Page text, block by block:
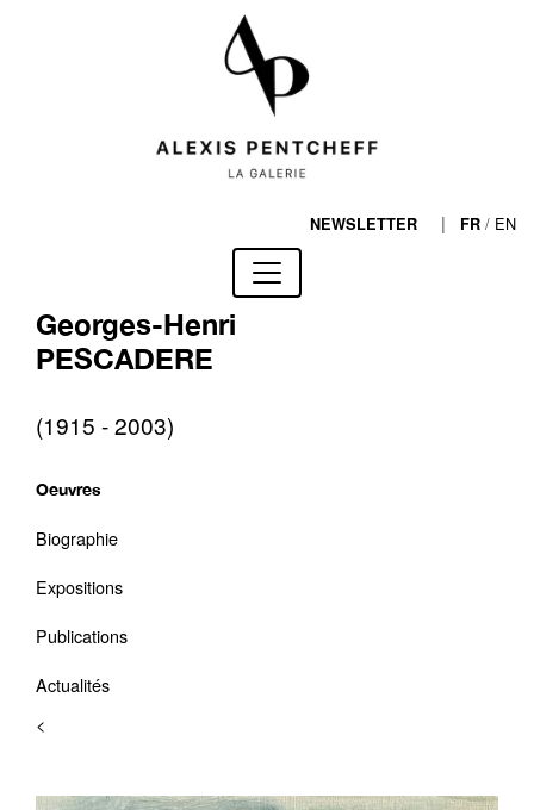
NEWSLETTER | FR / EN
Georges-Henri
PESCADERE
(1915 - 2003)
Oeuvres
Biographie
Expositions
Publications
Actualités
<